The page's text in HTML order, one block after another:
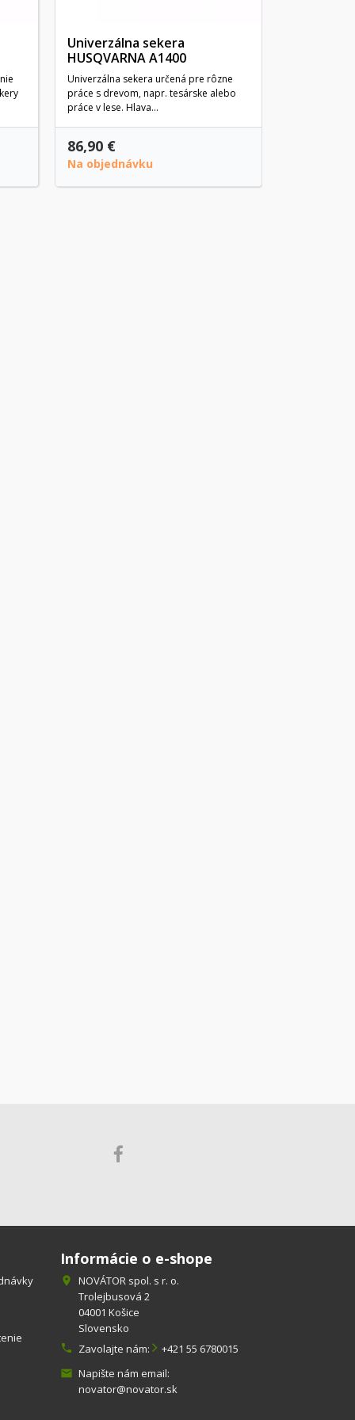
Univerzálna sekera
HUSQVARNA A1400
Univerzálna sekera určená pre rôzne
práce s drevom, napr. tesárske alebo
práce v lese. Hlava...
86,90 €
Na objednávku
Informácie o e-shope

NOVÁTOR spol. s r. o.
Trolejbusová 2
04001 Košice
Slovensko
 Zavolajte nám: +421 55 6780015
 Napište nám email:
novator@novator.sk